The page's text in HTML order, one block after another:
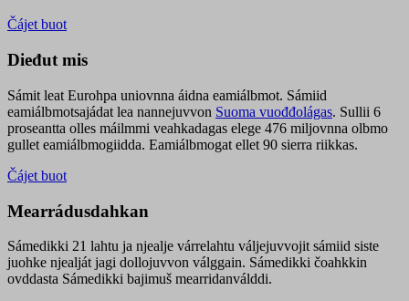
Čájet buot
Dieđut mis
Sámit leat Eurohpa uniovnna áidna eamiálbmot. Sámiid
eamiálbmotsajádat lea nannejuvvon Suoma vuođđolágas. Sullii 6
proseantta olles máilmmi veahkadagas elege 476 miljovnna olbmo
gullet eamiálbmogiidda. Eamiálbmogat ellet 90 sierra riikkas.
Čájet buot
Mearrádusdahkan
Sámedikki 21 lahtu ja njealje várrelahtu váljejuvvojit sámiid siste
juohke njealját jagi dollojuvvon válggain. Sámedikki čoahkkin
ovddasta Sámedikki bajimuš mearridanválddi.